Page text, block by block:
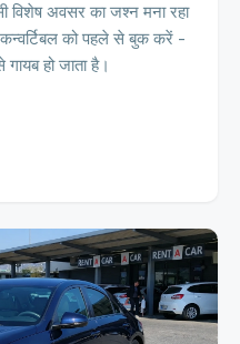
विशेष अवसर का जश्न मना रहा
को पहले से बुक करें -
हो जाता है।